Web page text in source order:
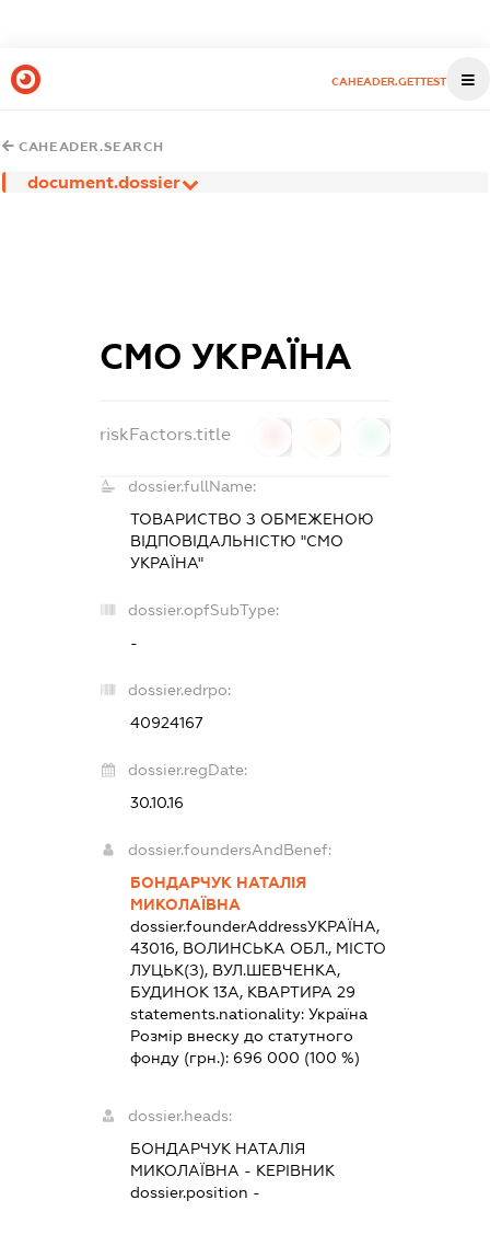
CAHEADER.GETTEST
CAHEADER.SEARCH
document.dossier
СМО УКРАЇНА
riskFactors.title
dossier.fullName:
ТОВАРИСТВО З ОБМЕЖЕНОЮ
ВІДПОВІДАЛЬНІСТЮ "СМО
УКРАЇНА"
dossier.opfSubType:
-
dossier.edrpo:
40924167
dossier.regDate:
30.10.16
dossier.foundersAndBenef:
БОНДАРЧУК НАТАЛІЯ
МИКОЛАЇВНА
dossier.founderAddressУКРАЇНА,
43016, ВОЛИНСЬКА ОБЛ., МІСТО
ЛУЦЬК(З), ВУЛ.ШЕВЧЕНКА,
БУДИНОК 13А, КВАРТИРА 29
statements.nationality: Україна
Розмір внеску до статутного
фонду (грн.): 696 000 (100 %)
dossier.heads:
БОНДАРЧУК НАТАЛІЯ
МИКОЛАЇВНА - КЕРІВНИК
dossier.position -